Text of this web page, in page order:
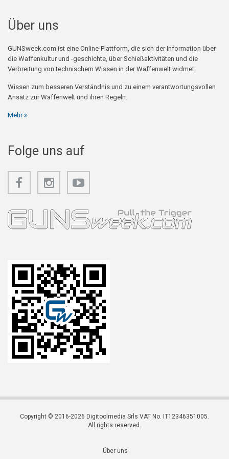
Über uns
GUNSweek.com ist eine Online-Plattform, die sich der Information über
die Waffenkultur und -geschichte, über Schießaktivitäten und die
Verbreitung von technischem Wissen in der Waffenwelt widmet.
Wissen zum besseren Verständnis und zu einem verantwortungsvollen
Ansatz zur Waffenwelt und ihren Regeln.
Mehr
Folge uns auf
Copyright © 2016-2026 Digitoolmedia Srls VAT No. IT12346351005.
All rights reserved.
Über uns